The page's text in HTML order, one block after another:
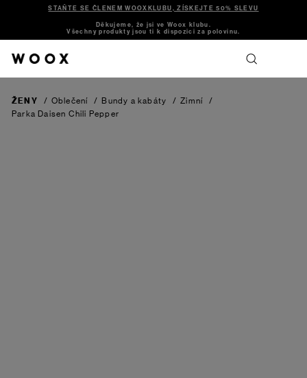
STAŇTE SE ČLENEM WOOXKLUBU, ZÍSKEJTE 50% SLEVU
Děkujeme, že jsi ve Woox klubu.
Všechny produkty jsou ti k dispozici za polovinu.
ŽENY / Oblečení / Bundy a kabáty / Zimní
/
Parka Daisen Chili Pepper